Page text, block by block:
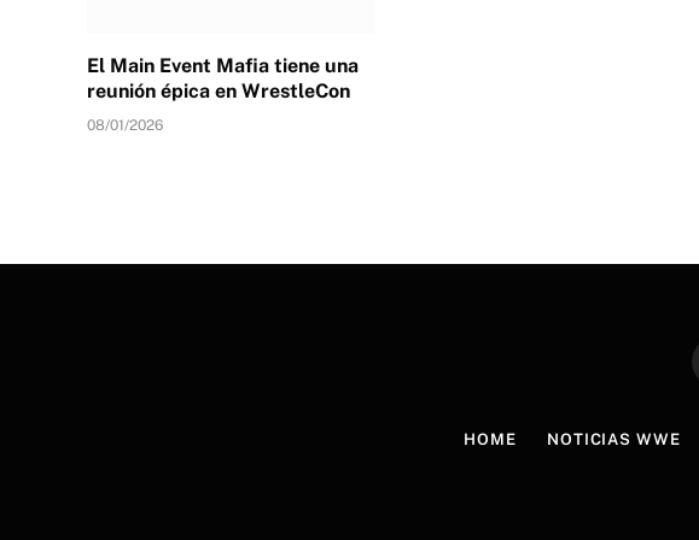
El Main Event Mafia tiene una
reunión épica en WrestleCon
08/01/2026
HOME NOTICIAS WWE